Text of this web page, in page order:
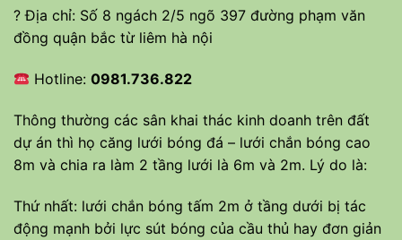
? Địa chỉ: Số 8 ngách 2/5 ngõ 397 đường phạm văn
đồng quận bắc từ liêm hà nội
Hotline:0981.736.822
Thông thường các sân khai thác kinh doanh trên đất
dự án thì họ căng lưới bóng đá – lưới chắn bóng cao
8m và chia ra làm 2 tầng lưới là 6m và 2m. Lý do là:
Thứ nhất: lưới chắn bóng tấm 2m ở tầng dưới bị tác
động mạnh bởi lực sút bóng của cầu thủ hay đơn giản